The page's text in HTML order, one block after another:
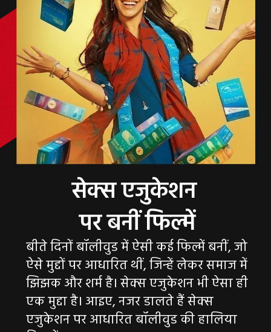
सेक्स एजुकेशन
पर बनीं फिल्में
बीते दिनों बॉलीवुड में ऐसी कई फिल्में बनीं, जो
ऐसे मुद्दों पर आधारित थीं, जिन्हें लेकर समाज में
झिझक और शर्म है। सेक्स एजुकेशन भी ऐसा ही
एक मुद्दा है। आइए, नजर डालते हैं सेक्स
एजुकेशन पर आधारित बॉलीवुड की हालिया